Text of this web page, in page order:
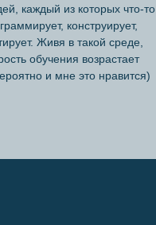
каждый из которых что-то
конструирует,
Живя в такой среде,
обучения возрастает
и мне это нравится)